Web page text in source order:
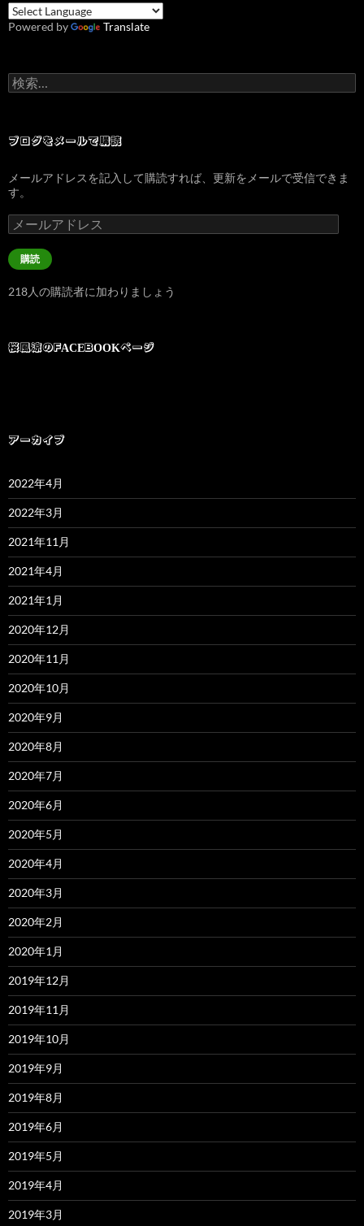
Powered by Translate
検
索:
ブログをメールで購読
メールアドレスを記入して購読すれば、更新をメールで受信できま
す。
メ
ー
ル
ア
レ
購読
218人の購読者に加わりましょう
桜風涼のFACEBOOKページ
アーカイブ
2022年4月
2022年3月
2021年11月
2021年4月
2021年1月
2020年12月
2020年11月
2020年10月
2020年9月
2020年8月
2020年7月
2020年6月
2020年5月
2020年4月
2020年3月
2020年2月
2020年1月
2019年12月
2019年11月
2019年10月
2019年9月
2019年8月
2019年6月
2019年5月
2019年4月
2019年3月